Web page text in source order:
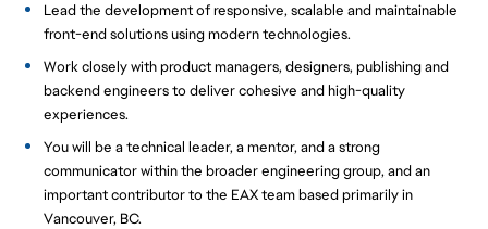
Lead the development of responsive, scalable and maintainable
front-end solutions using modern technologies.
Work closely with product managers, designers, publishing and
backend engineers to deliver cohesive and high-quality
experiences.
You will be a technical leader, a mentor, and a strong
communicator within the broader engineering group, and an
important contributor to the EAX team based primarily in
Vancouver, BC.